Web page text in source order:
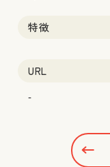
特徴
URL
-